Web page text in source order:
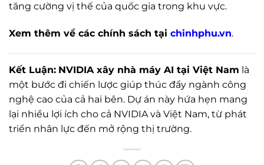
tăng cường vị thế của quốc gia trong khu vực.
Xem thêm về các chính sách tại chinhphu.vn.
Kết Luận: NVIDIA xây nhà máy AI tại Việt Nam là
một bước đi chiến lược giúp thúc đẩy ngành công
nghệ cao của cả hai bên. Dự án này hứa hẹn mang
lại nhiều lợi ích cho cả NVIDIA và Việt Nam, từ phát
triển nhân lực đến mở rộng thị trường.